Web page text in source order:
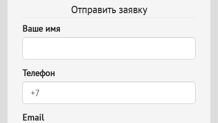
Отправить заявку
Ваше имя
Телефон
Email